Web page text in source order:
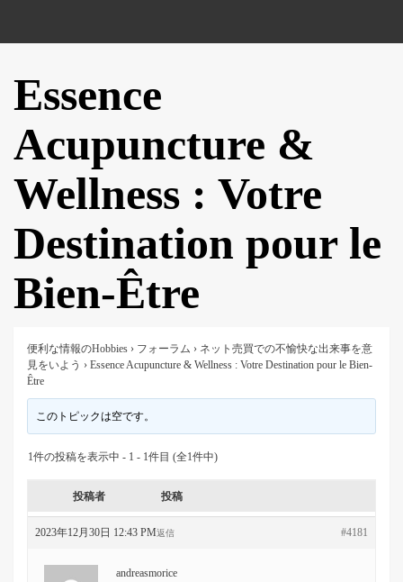
Essence
Acupuncture &
Wellness : Votre
Destination pour le
Bien-Être
便利な情報のHobbies › フォーラム › ネット売買での不愉快な出来事を意
見をいよう › Essence Acupuncture & Wellness : Votre Destination pour le Bien-
Être
このトピックは空です。
1件の投稿を表示中 - 1 - 1件目 (全1件中)
投稿者 投稿
2023年12月30日 12:43 PM #4181
返信
andreasmorice